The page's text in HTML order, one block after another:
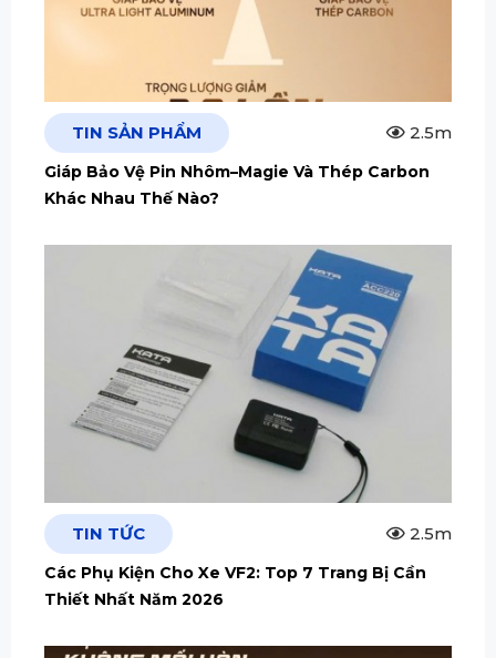
TIN SẢN PHẨM 2.5m
Giáp Bảo Vệ Pin Nhôm–Magie Và Thép Carbon
Khác Nhau Thế Nào?
TIN TỨC 2.5m
Các Phụ Kiện Cho Xe VF2: Top 7 Trang Bị Cần
Thiết Nhất Năm 2026